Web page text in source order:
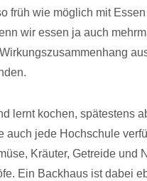
früh wie möglich mit
wir essen ja auch
lernt kochen, spätestens
auch jede Hochschule
Kräuter, Getreide und
Ein Backhaus ist dabei